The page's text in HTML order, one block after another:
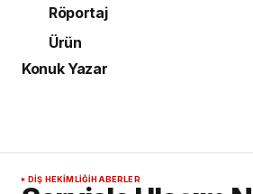
Röportaj
Ürün
Konuk Yazar
DIŞ HEKIMLIĞIHABERLER